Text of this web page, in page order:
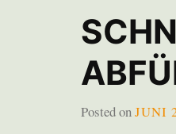
Posted onJUNI